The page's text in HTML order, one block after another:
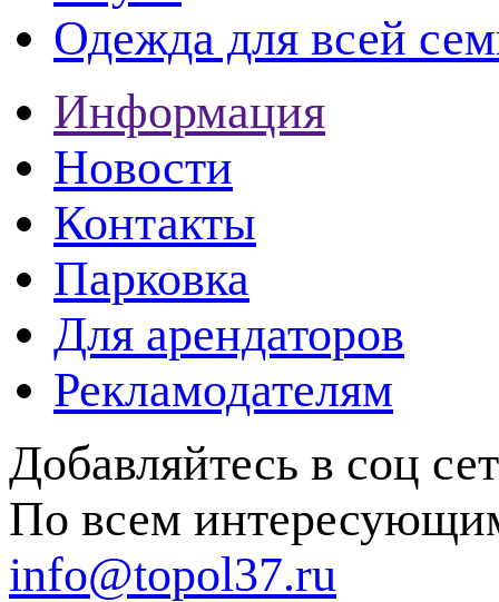
Одежда для всей
Информация
Новости
Контакты
Парковка
Для арендаторов
Рекламодателям
Добавляйтесь в соц
По всем
info@topol37.ru